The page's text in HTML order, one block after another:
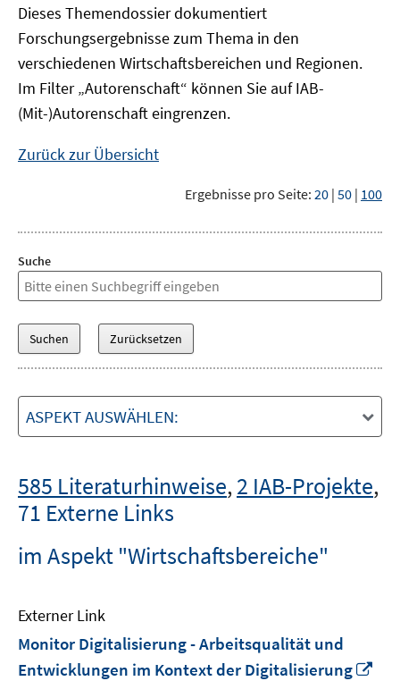
Dieses Themendossier dokumentiert
Forschungsergebnisse zum Thema in den
verschiedenen Wirtschaftsbereichen und Regionen.
Im Filter „Autorenschaft“ können Sie auf IAB-
(Mit-)Autorenschaft eingrenzen.
Zurück zur Übersicht
Ergebnisse pro Seite: 20 | 50 | 100
Suche
ASPEKT AUSWÄHLEN:
585 Literaturhinweise,2 IAB-Projekte,
71 Externe Links
im Aspekt "Wirtschaftsbereiche"
Externer Link
Monitor Digitalisierung - Arbeitsqualität und
Entwicklungen im Kontext der Digitalisierung